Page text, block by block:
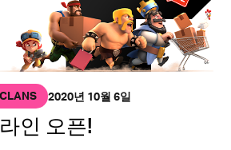
2020년 10월 6일
인 오픈!